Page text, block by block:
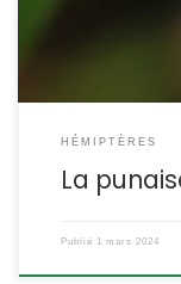
des Mirinae, tribu
HÉMIPTÈRES
La
Publié 1 mars 2024